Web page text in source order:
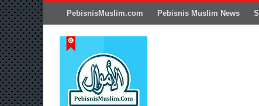
PebisnisMuslim.com Pebisnis Muslim News